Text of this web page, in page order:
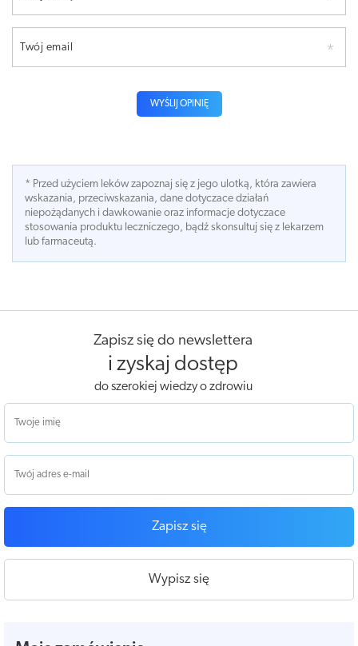
Twój email
WYŚLIJ OPINIĘ
* Przed użyciem leków zapoznaj się z jego ulotką, która zawiera
wskazania, przeciwskazania, dane dotyczace działań
niepożądanych i dawkowanie oraz informacje dotyczace
stosowania produktu leczniczego, bądź skonsultuj się z lekarzem
lub farmaceutą.
Zapisz się do newslettera
i zyskaj dostęp
do szerokiej wiedzy o zdrowiu
Zapisz się
Wypisz się